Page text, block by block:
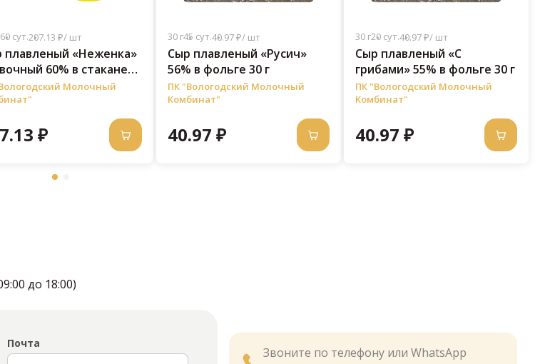
60 сут.207.13 ₽/ шт
плавленый «Неженка»
60% в стакане
Молочный
₽
30 г45 сут.40.97 ₽/ шт
Сыр плавленый «Русич»
56% в фольге 30 г
ПК "Вологодский Молочный
Комбинат"
40.97 ₽
30 г20 сут.40.97 ₽/ шт
Сыр плавленый «С
грибами» 55% в фольге 30 г
ПК "Вологодский Молочный
Комбинат"
40.97 ₽
до 18:00)
Почта
Звоните по телефону или WhatsApp